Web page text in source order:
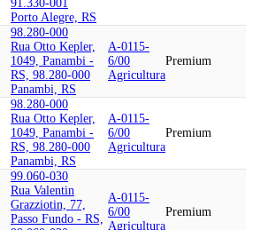
91.330-001
Porto Alegre, RS
98.280-000
Rua Otto Kepler,
1049, Panambi -
RS, 98.280-000
Panambi, RS
A-0115-
6/00
Agricultura
Premium
98.280-000
Rua Otto Kepler,
1049, Panambi -
RS, 98.280-000
Panambi, RS
A-0115-
6/00
Agricultura
Premium
99.060-030
Rua Valentin
Grazziotin, 77,
Passo Fundo - RS,
A-0115-
6/00
Agricultura
Premium